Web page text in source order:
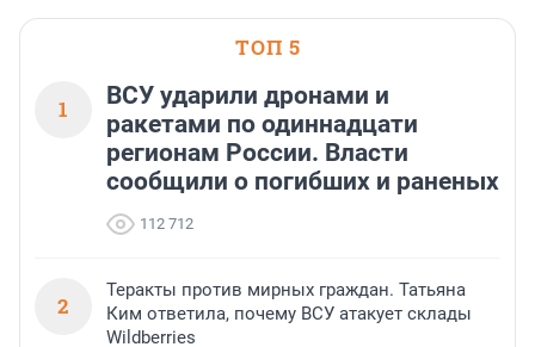
ТОП 5
1
ВСУ ударили дронами и
ракетами по одиннадцати
регионам России. Власти
сообщили о погибших и раненых
112 712
2
Теракты против мирных граждан. Татьяна
Ким ответила, почему ВСУ атакует склады
Wildberries